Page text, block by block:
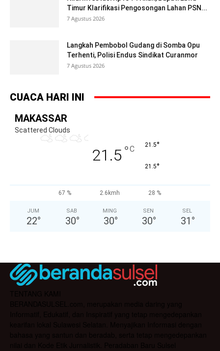
Timur Klarifikasi Pengosongan Lahan PSN...
7 Agustus 2026
Langkah Pembobol Gudang di Somba Opu
Terhenti, Polisi Endus Sindikat Curanmor
7 Agustus 2026
CUACA HARI INI
MAKASSAR
Scattered Clouds
21.5 °C 21.5°
21.5°
67 % 2.6kmh 28 %
JUM
22°
SAB
30°
MING
30°
SEN
30°
SEL
31 °